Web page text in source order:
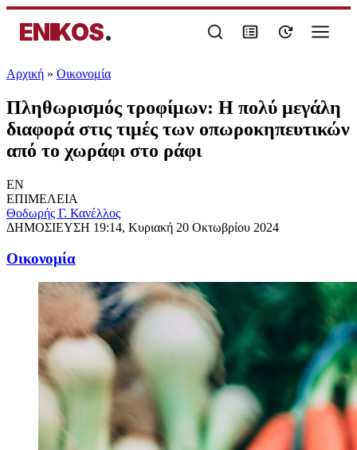
ENIKOS.
Αρχική » Oικονομία
Πληθωρισμός τροφίμων: Η πολύ μεγάλη
διαφορά στις τιμές των οπωροκηπευτικών
από το χωράφι στο ράφι
EN
ΕΠΙΜΕΛΕΙΑ
Θοδωρής Γ. Κανέλλος
ΔΗΜΟΣΙΕΥΣΗ 19:14, Κυριακή 20 Οκτωβρίου 2024
Oικονομία